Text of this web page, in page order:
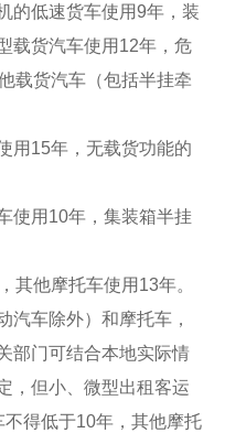
的低速货车使用9年，装
载货汽车使用12年，危
载货汽车（包括半挂牵
用15年，无载货功能的
使用10年，集装箱半挂
其他摩托车使用13年。
汽车除外）和摩托车，
部门可结合本地实际情
，但小、微型出租客运
得低于10年，其他摩托